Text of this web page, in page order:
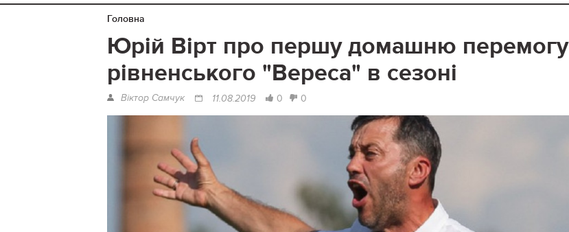
Головна
Юрій Вірт про першу домашню перемогу
рівненського "Вереса" в сезоні
Віктор Самчук 11.08.2019 0 0